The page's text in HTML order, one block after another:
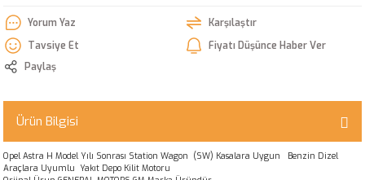
Yorum Yaz
Karşılaştır
Tavsiye Et
Fiyatı Düşünce Haber Ver
Paylaş
Ürün Bilgisi
Opel Astra H Model Yılı Sonrası Station Wagon (SW) Kasalara Uygun Benzin Dizel
Araçlara Uyumlu Yakıt Depo Kilit Motoru